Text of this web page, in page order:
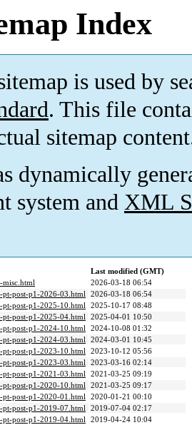
Index
is used by
. This file
sitemap
dynamically
system and XML
Last modified (GMT)
misc.html
2026-03-18 06:54
pt-post-p1-2026-03.html 2026-03-18 06:54
pt-post-p1-2025-10.html 2025-10-17 08:48
pt-post-p1-2025-04.html 2025-04-01 10:50
pt-post-p1-2024-10.html 2024-10-08 01:32
pt-post-p1-2024-03.html 2024-03-01 10:45
pt-post-p1-2023-10.html 2023-10-12 05:56
pt-post-p1-2023-03.html 2023-03-16 02:14
pt-post-p1-2021-03.html 2021-03-25 09:19
pt-post-p1-2020-10.html 2021-03-25 09:17
pt-post-p1-2020-01.html 2020-01-21 00:10
pt-post-p1-2019-07.html 2019-07-04 02:17
pt-post-p1-2019-04.html 2019-04-24 10:04